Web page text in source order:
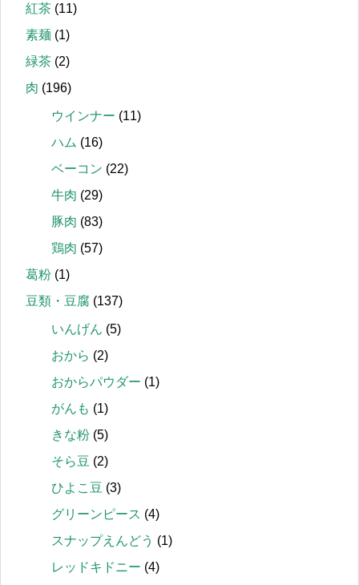
紅茶 (11)
素麺 (1)
緑茶 (2)
肉 (196)
ウインナー (11)
ハム (16)
ベーコン (22)
牛肉 (29)
豚肉 (83)
鶏肉 (57)
葛粉 (1)
豆類・豆腐 (137)
いんげん (5)
おから (2)
おからパウダー (1)
がんも (1)
きな粉 (5)
そら豆 (2)
ひよこ豆 (3)
グリーンピース (4)
スナップえんどう (1)
レッドキドニー (4)